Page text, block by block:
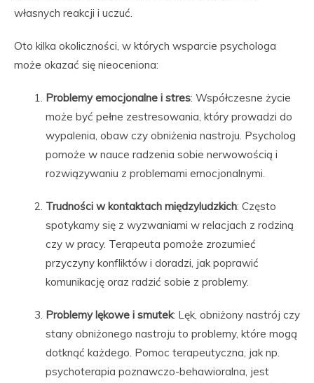
własnych reakcji i uczuć.
Oto kilka okoliczności, w których wsparcie psychologa
może okazać się nieoceniona:
Problemy emocjonalne i stres: Współczesne życie
może być pełne zestresowania, który prowadzi do
wypalenia, obaw czy obniżenia nastroju. Psycholog
pomoże w nauce radzenia sobie nerwowością i
rozwiązywaniu z problemami emocjonalnymi.
Trudności w kontaktach międzyludzkich: Często
spotykamy się z wyzwaniami w relacjach z rodziną
czy w pracy. Terapeuta pomoże zrozumieć
przyczyny konfliktów i doradzi, jak poprawić
komunikację oraz radzić sobie z problemy.
Problemy lękowe i smutek: Lęk, obniżony nastrój czy
stany obniżonego nastroju to problemy, które mogą
dotknąć każdego. Pomoc terapeutyczna, jak np.
psychoterapia poznawczo-behawioralna, jest